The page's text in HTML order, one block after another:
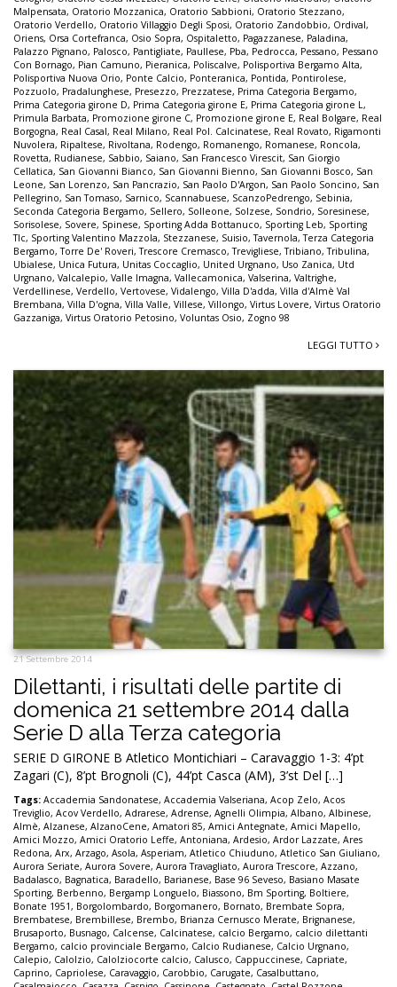
Malpensata, Oratorio Mozzanica, Oratorio Sabbioni, Oratorio Stezzano,
Oratorio Verdello, Oratorio Villaggio Degli Sposi, Oratorio Zandobbio, Ordival,
Oriens, Orsa Cortefranca, Osio Sopra, Ospitaletto, Pagazzanese, Paladina,
Palazzo Pignano, Palosco, Pantigliate, Paullese, Pba, Pedrocca, Pessano, Pessano
Con Bornago, Pian Camuno, Pieranica, Poliscalve, Polisportiva Bergamo Alta,
Polisportiva Nuova Orio, Ponte Calcio, Ponteranica, Pontida, Pontirolese,
Pozzuolo, Pradalunghese, Presezzo, Prezzatese, Prima Categoria Bergamo,
Prima Categoria girone D, Prima Categoria girone E, Prima Categoria girone L,
Primula Barbata, Promozione girone C, Promozione girone E, Real Bolgare, Real
Borgogna, Real Casal, Real Milano, Real Pol. Calcinatese, Real Rovato, Rigamonti
Nuvolera, Ripaltese, Rivoltana, Rodengo, Romanengo, Romanese, Roncola,
Rovetta, Rudianese, Sabbio, Saiano, San Francesco Virescit, San Giorgio
Cellatica, San Giovanni Bianco, San Giovanni Bienno, San Giovanni Bosco, San
Leone, San Lorenzo, San Pancrazio, San Paolo D'Argon, San Paolo Soncino, San
Pellegrino, San Tomaso, Sarnico, Scannabuese, ScanzoPedrengo, Sebinia,
Seconda Categoria Bergamo, Sellero, Solleone, Solzese, Sondrio, Soresinese,
Sorisolese, Sovere, Spinese, Sporting Adda Bottanuco, Sporting Leb, Sporting
Tlc, Sporting Valentino Mazzola, Stezzanese, Suisio,Tavernola,Terza Categoria
Bergamo,Torre De' Roveri,Trescore Cremasco,Trevigliese,Tribiano,Tribulina,
Ubialese, Unica Futura, Unitas Coccaglio, United Urgnano, Uso Zanica, Utd
Urgnano, Valcalepio, Valle Imagna, Vallecamonica, Valserina, Valtrighe,
Verdellinese, Verdello, Vertovese, Vidalengo, Villa D'adda, Villa d'Almè Val
Brembana, Villa D'ogna, Villa Valle, Villese, Villongo, Virtus Lovere, Virtus Oratorio
Gazzaniga, Virtus Oratorio Petosino, Voluntas Osio, Zogno 98
LEGGI TUTTO
21 Settembre 2014
Dilettanti, i risultati delle partite di
domenica 21 settembre 2014 dalla
Serie D alla Terza categoria
SERIE D GIRONE B Atletico Montichiari – Caravaggio 1-3: 4’pt
Zagari (C), 8’pt Brognoli (C), 44’pt Casca (AM), 3’st Del […]
Tags: Accademia Sandonatese, Accademia Valseriana, Acop Zelo, Acos
Treviglio, Acov Verdello, Adrarese, Adrense, Agnelli Olimpia, Albano, Albinese,
Almè, Alzanese, AlzanoCene, Amatori 85, Amici Antegnate, Amici Mapello,
Amici Mozzo, Amici Oratorio Leffe, Antoniana, Ardesio, Ardor Lazzate, Ares
Redona, Arx, Arzago, Asola, Asperiam, Atletico Chiuduno, Atletico San Giuliano,
Aurora Seriate, Aurora Sovere, Aurora Travagliato, Aurora Trescore, Azzano,
Badalasco, Bagnatica, Baradello, Barianese, Base 96 Seveso, Basiano Masate
Sporting, Berbenno, Bergamp Longuelo, Biassono, Bm Sporting, Boltiere,
Bonate 1951, Borgolombardo, Borgomanero, Bornato, Brembate Sopra,
Brembatese, Brembillese, Brembo, Brianza Cernusco Merate, Brignanese,
Brusaporto, Busnago, Calcense, Calcinatese, calcio Bergamo, calcio dilettanti
Bergamo, calcio provinciale Bergamo, Calcio Rudianese, Calcio Urgnano,
Calepio, Calolzio, Calolziocorte calcio, Calusco, Cappuccinese, Capriate,
Caprino, Capriolese, Caravaggio, Carobbio, Carugate, Casalbuttano,